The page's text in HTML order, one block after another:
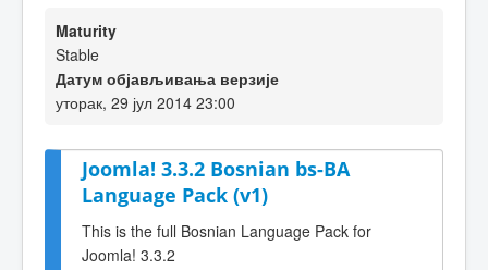
Maturity
Stable
Датум објављивања верзије
уторак, 29 јул 2014 23:00
Joomla! 3.3.2 Bosnian bs-BA
Language Pack (v1)
This is the full Bosnian Language Pack for
Joomla! 3.3.2